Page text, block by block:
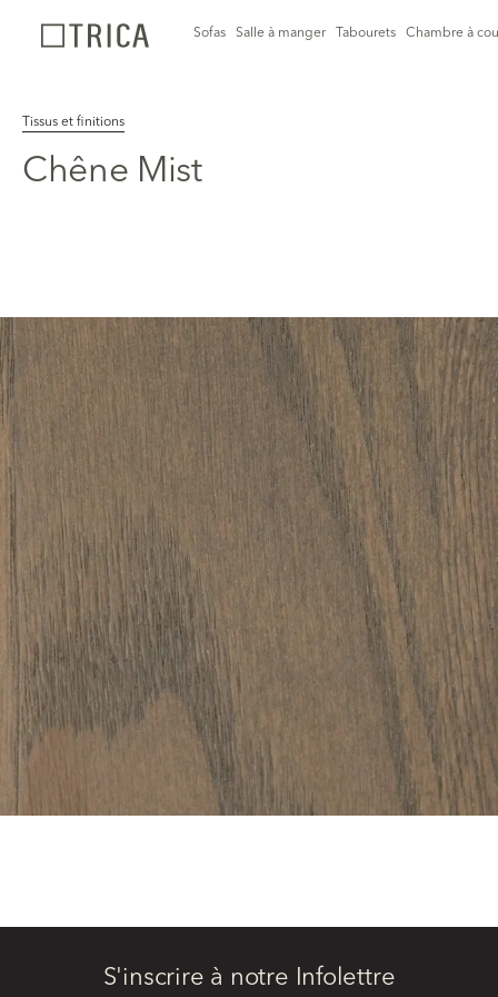
Sofas Salle à manger Tabourets Chambre à
Tissus et finitions
Chêne Mist
S'inscrire à notre Infolettre